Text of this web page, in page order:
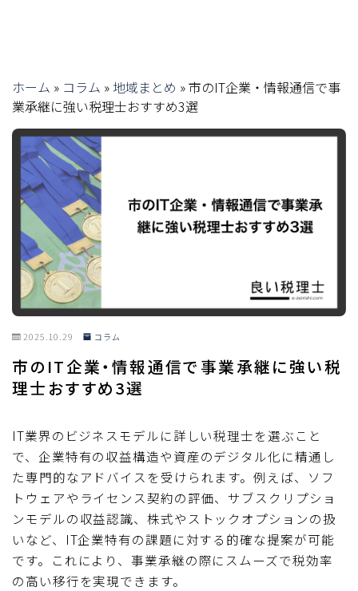
ホーム » コラム » 地域まとめ »市のIT企業・情報通信で事
業承継に強い税理士おすすめ3選
2025.10.29 コラム
市のIT企業・情報通信で事業承継に強い税
理士おすすめ3選
IT業界のビジネスモデルに詳しい税理士を選ぶこと
で、企業特有の収益構造や資産のデジタル化に精通し
た専門的なアドバイスを受けられます。例えば、ソフ
トウェアやライセンス契約の評価、サブスクリプショ
ンモデルの収益認識、株式やストックオプションの扱
いなど、IT企業特有の課題に対する的確な提案が可能
です。これにより、事業承継の際にスムーズで税効率
の高い移行を実現できます。